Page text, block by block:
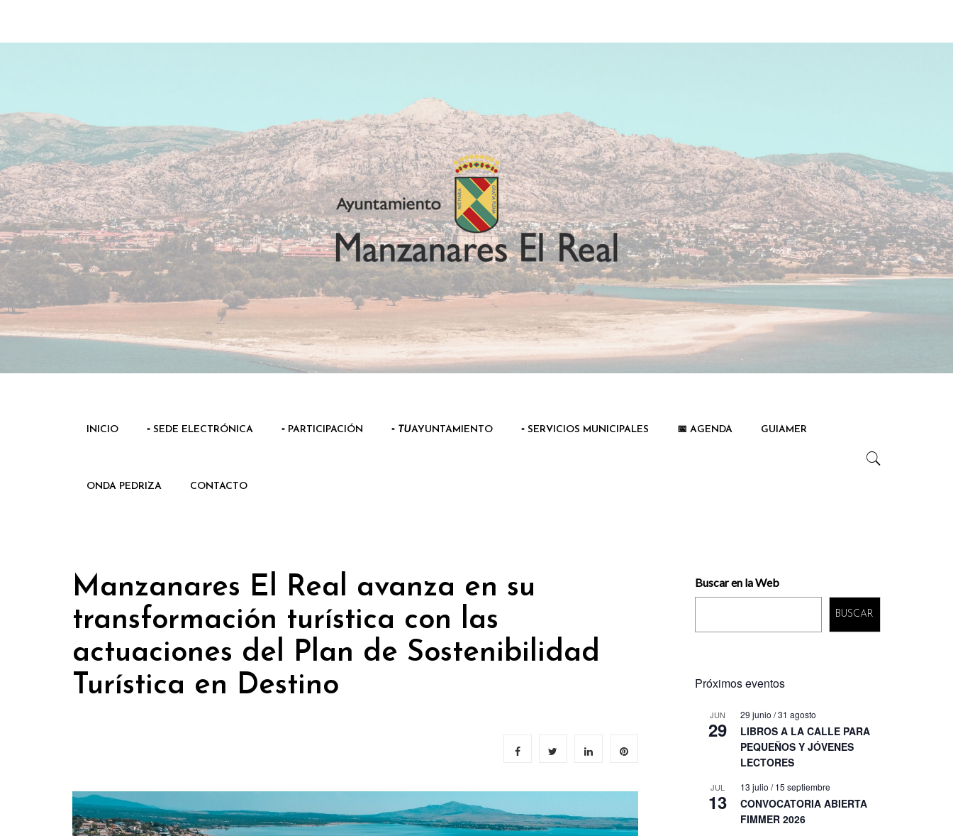
INICIO ▫️ SEDE ELECTRÓNICA ▫️ PARTICIPACIÓN ▫️ TUAYUNTAMIENTO ▫️ SERVICIOS MUNICIPALES 📅 AGENDA GUIAMER
ONDA PEDRIZA CONTACTO
Manzanares El Real avanza en su
transformación turística con las
actuaciones del Plan de Sostenibilidad
Turística en Destino
Buscar en la Web
BUSCAR
Próximos eventos
JUN
29
29 junio /31 agosto
LIBROS A LA CALLE PARA
PEQUEÑOS Y JÓVENES
LECTORES
JUL
13
13 julio /15 septiembre
CONVOCATORIA ABIERTA
FIMMER 2026